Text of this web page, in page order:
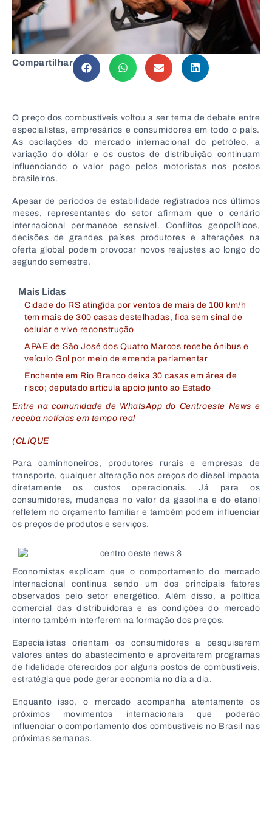
Compartilhar
O preço dos combustíveis voltou a ser tema de debate entre
especialistas, empresários e consumidores em todo o país.
As oscilações do mercado internacional do petróleo, a
variação do dólar e os custos de distribuição continuam
influenciando o valor pago pelos motoristas nos postos
brasileiros.
Apesar de períodos de estabilidade registrados nos últimos
meses, representantes do setor afirmam que o cenário
internacional permanece sensível. Conflitos geopolíticos,
decisões de grandes países produtores e alterações na
oferta global podem provocar novos reajustes ao longo do
segundo semestre.
Mais Lidas
Cidade do RS atingida por ventos de mais de 100 km/h
tem mais de 300 casas destelhadas, fica sem sinal de
celular e vive reconstrução
APAE de São José dos Quatro Marcos recebe ônibus e
veículo Gol por meio de emenda parlamentar
Enchente em Rio Branco deixa 30 casas em área de
risco; deputado articula apoio junto ao Estado
Entre na comunidade de WhatsApp do Centroeste News e
receba notícias em tempo real
(CLIQUE
Para caminhoneiros, produtores rurais e empresas de
transporte, qualquer alteração nos preços do diesel impacta
diretamente os custos operacionais. Já para os
consumidores, mudanças no valor da gasolina e do etanol
refletem no orçamento familiar e também podem influenciar
os preços de produtos e serviços.
Economistas explicam que o comportamento do mercado
internacional continua sendo um dos principais fatores
observados pelo setor energético. Além disso, a política
comercial das distribuidoras e as condições do mercado
interno também interferem na formação dos preços.
Especialistas orientam os consumidores a pesquisarem
valores antes do abastecimento e aproveitarem programas
de fidelidade oferecidos por alguns postos de combustíveis,
estratégia que pode gerar economia no dia a dia.
Enquanto isso, o mercado acompanha atentamente os
próximos movimentos internacionais que poderão
influenciar o comportamento dos combustíveis no Brasil nas
próximas semanas.